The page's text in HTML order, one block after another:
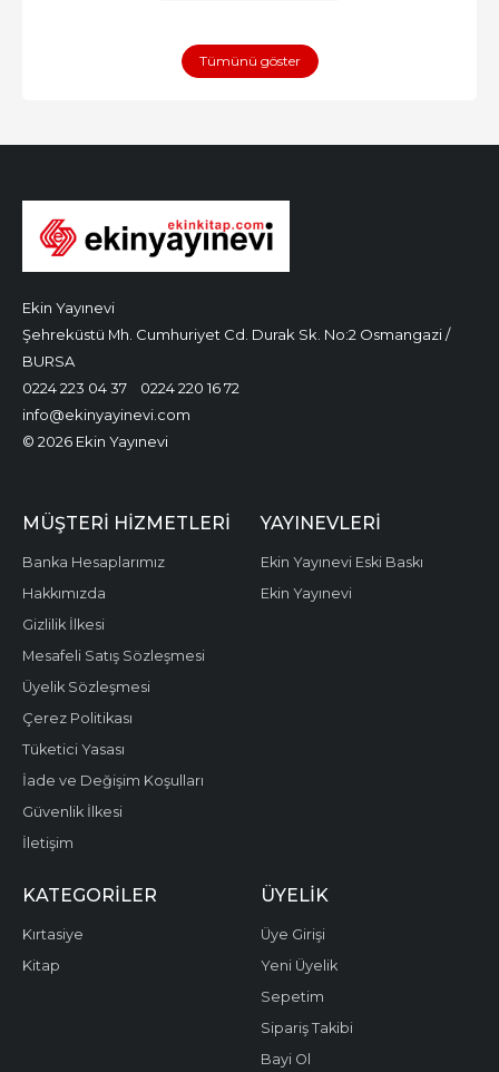
Tümünü göster
Ekin Yayınevi
Şehreküstü Mh. Cumhuriyet Cd. Durak Sk. No:2 Osmangazi /
BURSA
0224 223 04 37
0224 220 16 72
info@ekinyayinevi.com
© 2026 Ekin Yayınevi
MÜŞTERI HIZMETLERI
Banka Hesaplarımız
Hakkımızda
Gizlilik İlkesi
Mesafeli Satış Sözleşmesi
Üyelik Sözleşmesi
Çerez Politikası
Tüketici Yasası
İade ve Değişim Koşulları
Güvenlik İlkesi
İletişim
YAYINEVLERI
Ekin Yayınevi Eski Baskı
Ekin Yayınevi
KATEGORILER
Kırtasiye
Kitap
ÜYELIK
Üye Girişi
Yeni Üyelik
Sepetim
Sipariş Takibi
Bayi Ol